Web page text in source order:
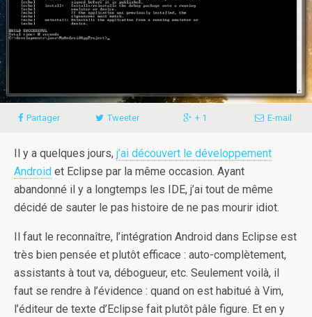
Partager Tweeter + 1 E-mail
Il y a quelques jours, j’ai découvert le développement
Android et Eclipse par la même occasion. Ayant
abandonné il y a longtemps les IDE, j’ai tout de même
décidé de sauter le pas histoire de ne pas mourir idiot.
Il faut le reconnaître, l’intégration Android dans Eclipse est
très bien pensée et plutôt efficace : auto-complètement,
assistants à tout va, débogueur, etc. Seulement voilà, il
faut se rendre à l’évidence : quand on est habitué à Vim,
l’éditeur de texte d’Eclipse fait plutôt pâle figure. Et en y